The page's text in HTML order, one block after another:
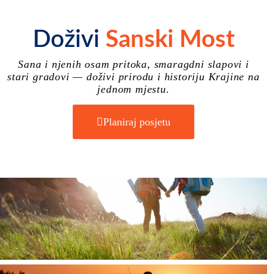
Doživi Sanski Most
Sana i njenih osam pritoka, smaragdni slapovi i
stari gradovi — doživi prirodu i historiju Krajine na
jednom mjestu.
Planiraj posjetu